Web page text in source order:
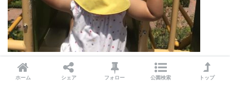
長さ55ｍ、高低差8ｍ 長ぁ～いローラーすべり台です
ホーム シェア フォロー 公園検索 トップ